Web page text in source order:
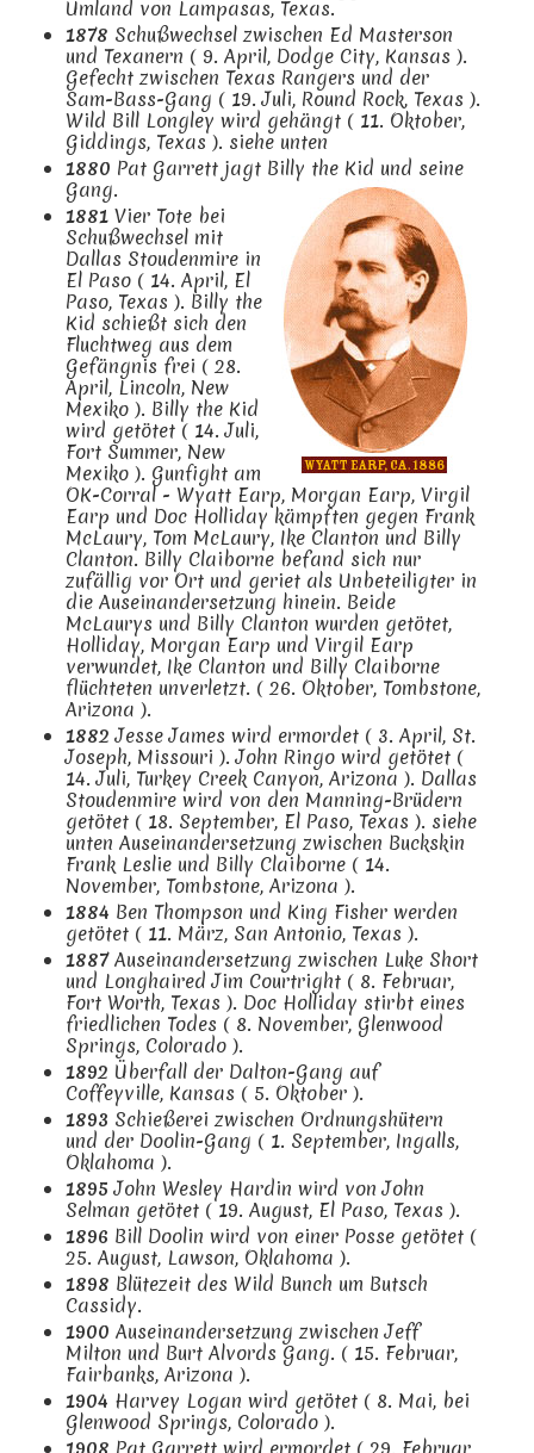
Umland von Lampasas, Texas.
1878 Schußwechsel zwischen Ed Masterson
und Texanern ( 9. April, Dodge City, Kansas ).
Gefecht zwischen Texas Rangers und der
Sam-Bass-Gang ( 19. Juli, Round Rock, Texas ).
Wild Bill Longley wird gehängt ( 11. Oktober,
Giddings, Texas ). siehe unten
1880 Pat Garrett jagt Billy the Kid und seine
Gang.
1881 Vier Tote bei
Schußwechsel mit
Dallas Stoudenmire in
El Paso ( 14. April, El
Paso, Texas ). Billy the
Kid schießt sich den
Fluchtweg aus dem
Gefängnis frei ( 28.
April, Lincoln, New
Mexiko ). Billy the Kid
wird getötet ( 14. Juli,
Fort Summer, New
Mexiko ). Gunfight am
OK-Corral - Wyatt Earp, Morgan Earp, Virgil
Earp und Doc Holliday kämpften gegen Frank
McLaury, Tom McLaury, Ike Clanton und Billy
Clanton. Billy Claiborne befand sich nur
zufällig vor Ort und geriet als Unbeteiligter in
die Auseinandersetzung hinein. Beide
McLaurys und Billy Clanton wurden getötet,
Holliday, Morgan Earp und Virgil Earp
verwundet, Ike Clanton und Billy Claiborne
flüchteten unverletzt. ( 26. Oktober, Tombstone,
Arizona ).
1882 Jesse James wird ermordet ( 3. April, St.
Joseph, Missouri ). John Ringo wird getötet (
14. Juli, Turkey Creek Canyon, Arizona ). Dallas
Stoudenmire wird von den Manning-Brüdern
getötet ( 18. September, El Paso, Texas ). siehe
unten Auseinandersetzung zwischen Buckskin
Frank Leslie und Billy Claiborne ( 14.
November, Tombstone, Arizona ).
1884 Ben Thompson und King Fisher werden
getötet ( 11. März, San Antonio, Texas ).
1887Auseinandersetzung zwischen Luke Short
und Longhaired Jim Courtright ( 8. Februar,
Fort Worth, Texas ). Doc Holliday stirbt eines
friedlichen Todes ( 8. November, Glenwood
Springs, Colorado ).
1892 Überfall der Dalton-Gang auf
Coffeyville, Kansas ( 5. Oktober ).
1893 Schießerei zwischen Ordnungshütern
und der Doolin-Gang ( 1. September, Ingalls,
Oklahoma ).
1895 John Wesley Hardin wird von John
Selman getötet ( 19. August, El Paso, Texas ).
1896 Bill Doolin wird von einer Posse getötet (
25. August, Lawson, Oklahoma ).
1898 Blütezeit des Wild Bunch um Butsch
Cassidy.
1900 Auseinandersetzung zwischen Jeff
Milton und Burt Alvords Gang. ( 15. Februar,
Fairbanks, Arizona ).
1904 Harvey Logan wird getötet ( 8. Mai, bei
Glenwood Springs, Colorado ).